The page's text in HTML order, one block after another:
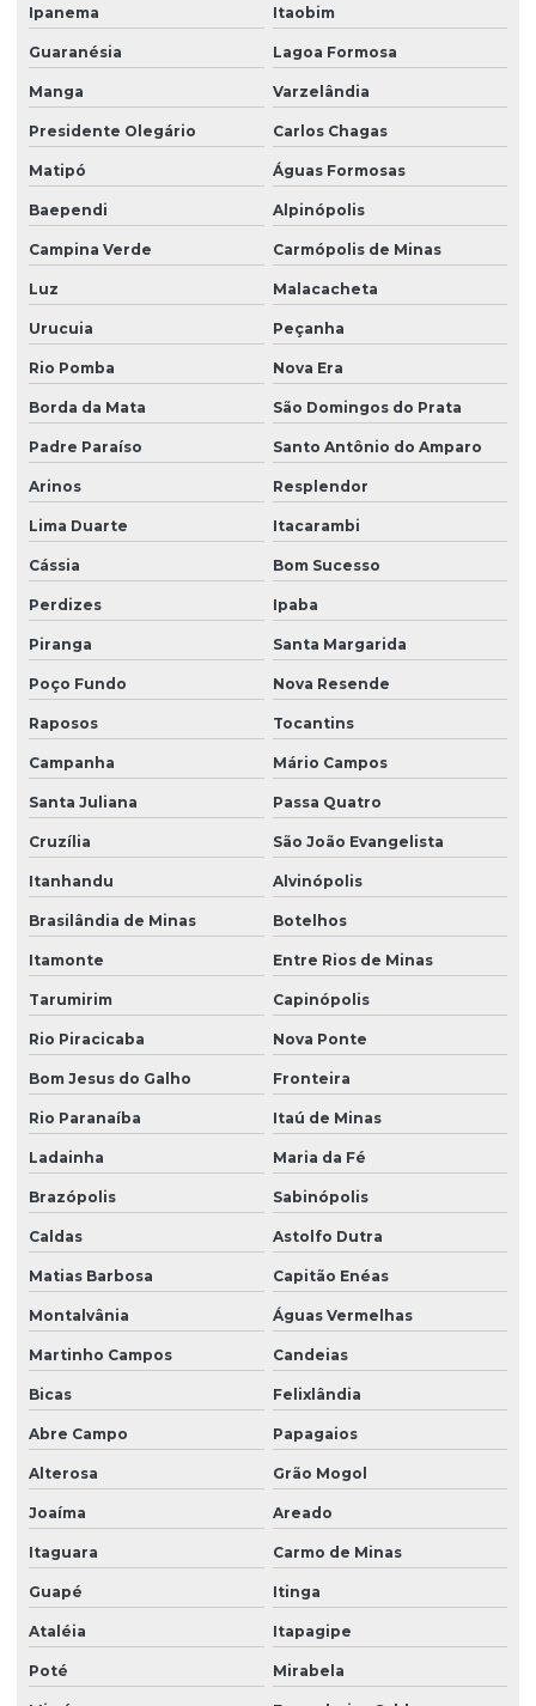
Ipanema Itaobim
Guaranésia Lagoa Formosa
Manga Varzelândia
Presidente Olegário Carlos Chagas
Matipó Águas Formosas
Baependi Alpinópolis
Campina Verde Carmópolis de Minas
Luz Malacacheta
Urucuia Peçanha
Rio Pomba Nova Era
Borda da Mata São Domingos do Prata
Padre Paraíso Santo Antônio do Amparo
Arinos Resplendor
Lima Duarte Itacarambi
Cássia Bom Sucesso
Perdizes Ipaba
Piranga Santa Margarida
Poço Fundo Nova Resende
Raposos Tocantins
Campanha Mário Campos
Santa Juliana Passa Quatro
Cruzília São João Evangelista
Itanhandu Alvinópolis
Brasilândia de Minas Botelhos
Itamonte Entre Rios de Minas
Tarumirim Capinópolis
Rio Piracicaba Nova Ponte
Bom Jesus do Galho Fronteira
Rio Paranaíba Itaú de Minas
Ladainha Maria da Fé
Brazópolis Sabinópolis
Caldas Astolfo Dutra
Matias Barbosa Capitão Enéas
Montalvânia Águas Vermelhas
Martinho Campos Candeias
Bicas Felixlândia
Abre Campo Papagaios
Alterosa Grão Mogol
Joaíma Areado
Itaguara Carmo de Minas
Guapé Itinga
Ataléia Itapagipe
Poté Mirabela